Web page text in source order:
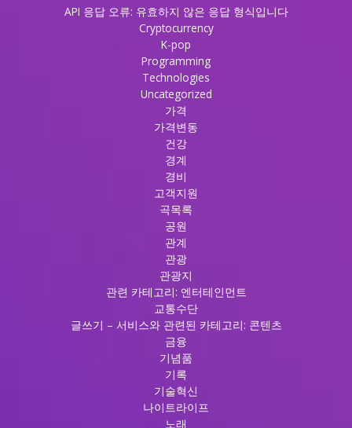
API 응답 오류: 유효하지 않은 응답 형식입니다
Cryptocurrency
K-pop
Programming
Technologies
Uncategorized
가격
가격변동
건강
경계
경비
고객지원
곡목록
공원
관계
관광
관광지
관련 카테고리: 엔터테인먼트
교통수단
글쓰기 – 서비스와 관련된 카테고리: 콘텐츠
금융
기념품
기록
기술혁신
나이트라이프
노래